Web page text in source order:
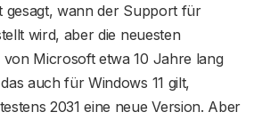
gesagt, wann der Support für
wird, aber die neuesten
Microsoft etwa 10 Jahre lang
auch für Windows 11 gilt,
2031 eine neue Version. Aber